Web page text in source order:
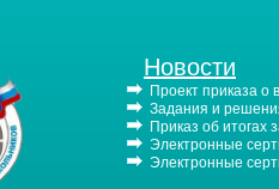
Новости
Проект приказа о
Задания и
Приказ об итогах
Электронные
Электронные